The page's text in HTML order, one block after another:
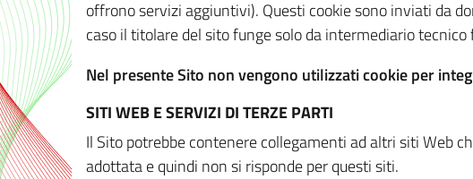
offrono servizi aggiuntivi). Questi cookie sono inviati da
caso il titolare del sito funge solo da intermediario
Nel presente Sito non vengono utilizzati cookie per
SITI WEB E SERVIZI DI TERZE PARTI
Il Sito potrebbe contenere collegamenti ad altri siti Web
adottata e quindi non si risponde per questi siti.